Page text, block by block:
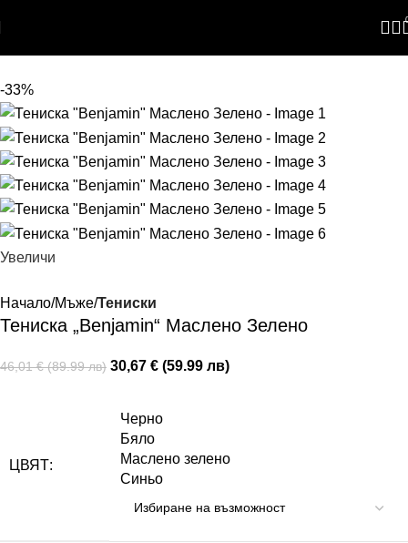
Skip to navigation
-33%
Увеличи
Начало Мъже Тениски
Тениска „Benjamin“ Маслено Зелено
46,01 € (89.99 лв) 30,67 € (59.99 лв)
ЦВЯТ:
Черно
Бяло
Маслено зелено
Синьо